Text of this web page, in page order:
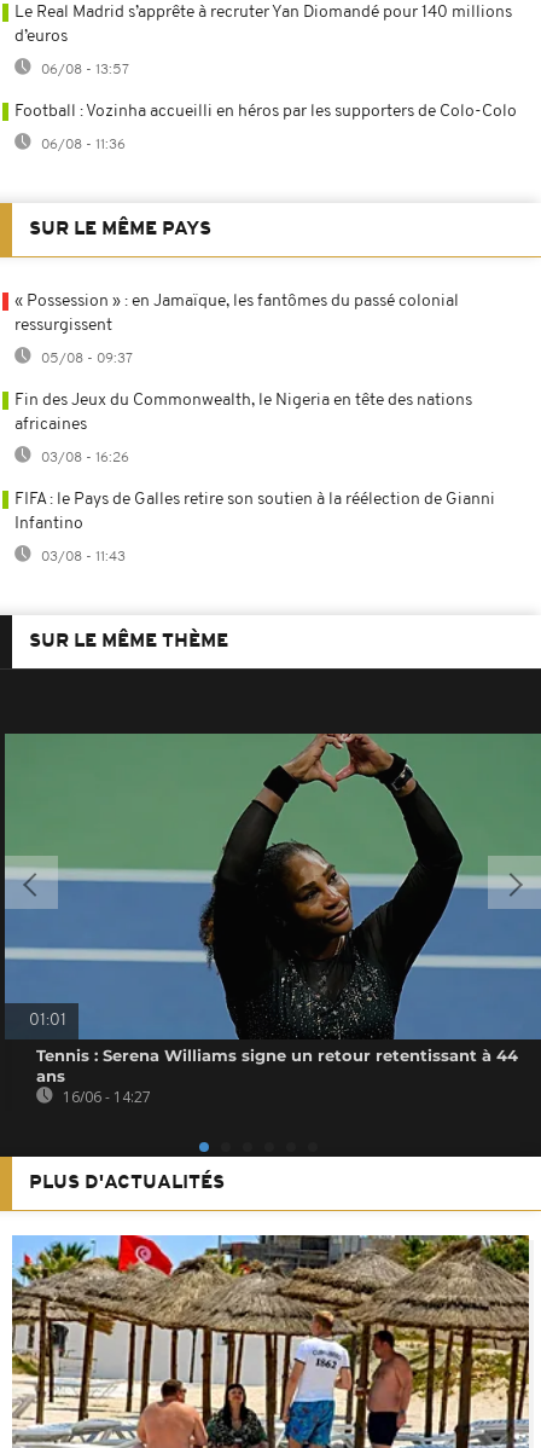
Le Real Madrid s’apprête à recruter Yan Diomandé pour 140 millions
d’euros
06/08 - 13:57
Football : Vozinha accueilli en héros par les supporters de Colo-Colo
06/08 - 11:36
SUR LE MÊME PAYS
« Possession » : en Jamaïque, les fantômes du passé colonial
ressurgissent
05/08 - 09:37
Fin des Jeux du Commonwealth, le Nigeria en tête des nations
africaines
03/08 - 16:26
FIFA : le Pays de Galles retire son soutien à la réélection de Gianni
Infantino
03/08 - 11:43
SUR LE MÊME THÈME
01:01
Tennis : Serena Williams signe un retour retentissant à 44
ans
16/06 - 14:27
PLUS D'ACTUALITÉS